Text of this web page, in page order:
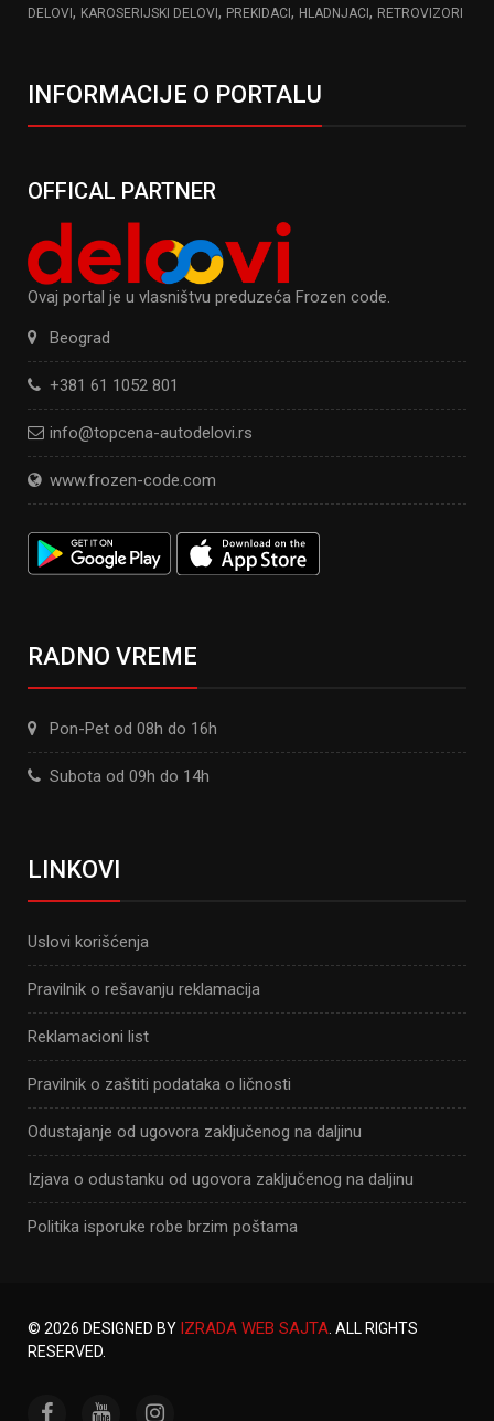
DELOVI, KAROSERIJSKI DELOVI, PREKIDACI, HLADNJACI, RETROVIZORI
INFORMACIJE O PORTALU
OFFICAL PARTNER
Ovaj portal je u vlasništvu preduzeća Frozen code.
Beograd
+381 61 1052 801
info@topcena-autodelovi.rs
www.frozen-code.com
RADNO VREME
Pon-Pet od 08h do 16h
Subota od 09h do 14h
LINKOVI
Uslovi korišćenja
Pravilnik o rešavanju reklamacija
Reklamacioni list
Pravilnik o zaštiti podataka o ličnosti
Odustajanje od ugovora zaključenog na daljinu
Izjava o odustanku od ugovora zaključenog na daljinu
Politika isporuke robe brzim poštama
© 2026 DESIGNED BY IZRADA WEB SAJTA . ALL RIGHTS
RESERVED.